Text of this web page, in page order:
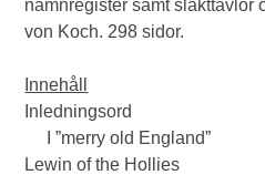
namnregister samt släkttavlor
von Koch. 298 sidor.
Innehåll
Inledningsord
I ”merry old England”
Lewin of the Hollies